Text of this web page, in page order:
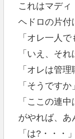
これはマディ
ヘドロの片付
「オレ一人
「いえ、そ
「オレは管
「そうですか」
「ここの連
がやれば、あ
「は?・・・」